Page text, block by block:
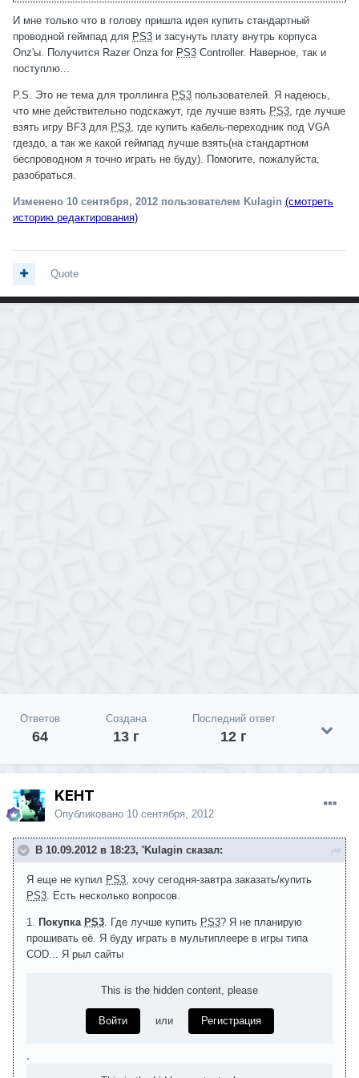
И мне только что в голову пришла идея купить стандартный
проводной геймпад для PS3 и засунуть плату внутрь корпуса
Onz'ы. Получится Razer Onza for PS3 Controller. Наверное, так и
поступлю...
P.S. Это не тема для троллинга PS3 пользователей. Я надеюсь,
что мне действительно подскажут, где лучше взять PS3, где лучше
взять игру BF3 для PS3, где купить кабель-переходник под VGA
гдездо, а так же какой геймпад лучше взять(на стандартном
беспроводном я точно играть не буду). Помогите, пожалуйста,
разобраться.
Изменено 10 сентября, 2012 пользователем Kulagin (смотреть
историю редактирования)
Quote
Ответов
64
Создана
13 г
Последний ответ
12 г
KEHT
Опубликовано 10 сентября, 2012
В 10.09.2012 в 18:23, 'Kulagin сказал:
Я еще не купил PS3, хочу сегодня-завтра заказать/купить
PS3. Есть несколько вопросов.
1. Покупка PS3. Где лучше купить PS3? Я не планирую
прошивать её. Я буду играть в мультиплеере в игры типа
COD... Я рыл сайты
This is the hidden content, please
Войти или Регистрация
,